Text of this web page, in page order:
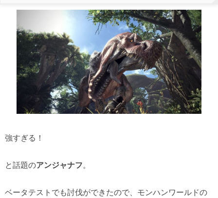
強すぎる！
と話題のアンジャナフ。
ベータテストでも討伐ができたので、モンハンワールドの